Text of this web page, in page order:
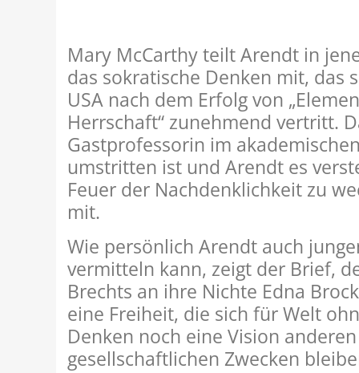
Mary McCarthy teilt Arendt in
das sokratische Denken mit, das
USA nach dem Erfolg von
Herrschaft“ zunehmend vertritt.
Gastprofessorin im
umstritten ist und Arendt es
Feuer der Nachdenklichkeit zu
mit.
Wie persönlich Arendt auch
vermitteln kann, zeigt der Brief,
Brechts an ihre Nichte Edna
eine Freiheit, die sich für Welt
Denken noch eine Vision
gesellschaftlichen Zwecken